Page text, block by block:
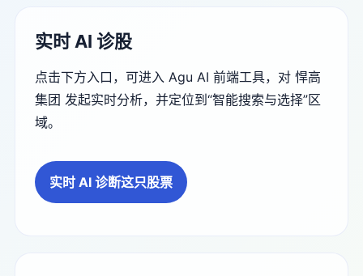
实时 AI 诊股
点击下方入口，可进入 Agu AI 前端工具，对 悍高
集团 发起实时分析，并定位到“智能搜索与选择”区
域。
实时 AI 诊断这只股票